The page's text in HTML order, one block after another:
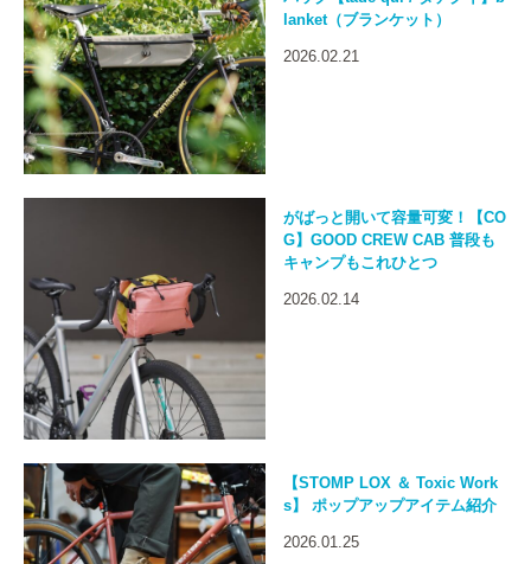
lanket（ブランケット）
2026.02.21
がばっと開いて容量可変！【CO
G】GOOD CREW CAB 普段も
キャンプもこれひとつ
2026.02.14
【STOMP LOX ＆ Toxic Work
s】 ポップアップアイテム紹介
2026.01.25